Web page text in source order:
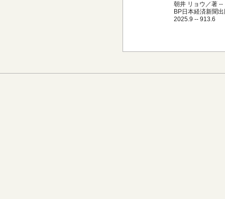
朝井 リョウ／著 --
BP日本経済新聞
2025.9 -- 913.6